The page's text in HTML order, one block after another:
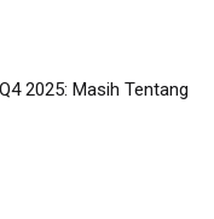
2025: Masih Tentang